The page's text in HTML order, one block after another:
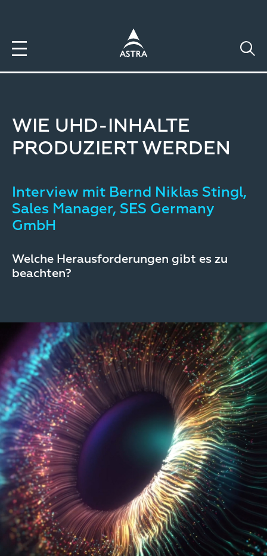
WIE UHD-INHALTE
PRODUZIERT WERDEN
Interview mit Bernd Niklas Stingl,
Sales Manager, SES Germany
GmbH
Welche Herausforderungen gibt es zu
beachten?